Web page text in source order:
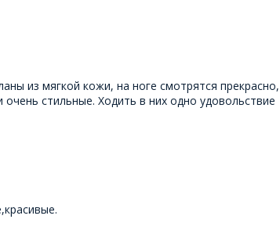
из мягкой кожи, на ноге смотрятся прекрасно,
очень стильные. Ходить в них одно удовольствие